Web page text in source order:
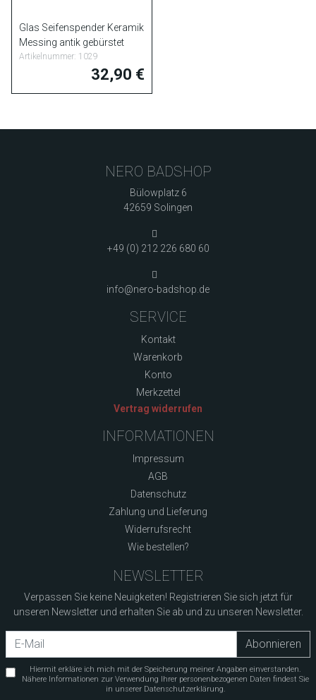
Glas Seifenspender Keramik
Messing antik gebürstet
Artikelnummer: 1029
32,90 €
NERO BADSHOP
Bülowplatz 6
42659 Solingen
+49 (0) 212 226 680 60
info@nero-badshop.de
SERVICE
Kontakt
Warenkorb
Konto
Merkzettel
Vertrag widerrufen
INFORMATIONEN
Impressum
AGB
Datenschutz
Zahlung und Lieferung
Widerrufsrecht
Wie bestellen?
NEWSLETTER
Verpassen Sie keine Neuigkeiten! Registrieren Sie sich jetzt für
unseren Newsletter und erhalten Sie ab und zu unseren Newsletter.
Abonnieren
Hiermit erkläre ich mich mit der Speicherung meiner Angaben einverstanden.
Nähere Informationen zur Verwendung Ihrer personenbezogenen Daten findest Sie
in unserer Datenschutzerklärung.